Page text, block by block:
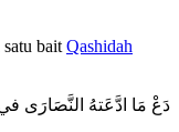
satu bait Qashidah
دَعْ مَا ادَّعَتهُ النَّصَارَى